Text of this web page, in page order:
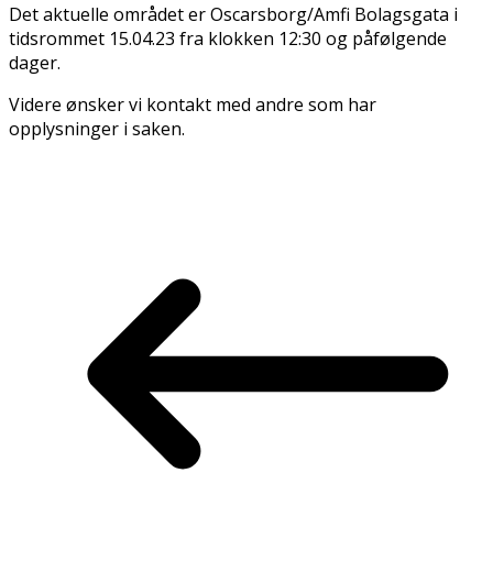
Det aktuelle området er Oscarsborg/Amfi Bolagsgata i
tidsrommet 15.04.23 fra klokken 12:30 og påfølgende
dager.
Videre ønsker vi kontakt med andre som har
opplysninger i saken.